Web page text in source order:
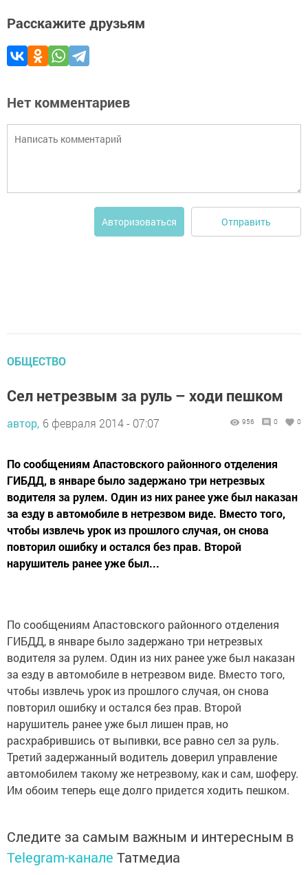
Расскажите друзьям
Нет комментариев
Авторизоваться Отправить
ОБЩЕСТВО
Сел нетрезвым за руль – ходи пешком
автор, 6 февраля 2014 - 07:07 956 0 0
По сообщениям Апастовского районного отделения
ГИБДД, в январе было задержано три нетрезвых
водителя за рулем. Один из них ранее уже был наказан
за езду в автомобиле в нетрезвом виде. Вместо того,
чтобы извлечь урок из прошлого случая, он снова
повторил ошибку и остался без прав. Второй
нарушитель ранее уже был...
По сообщениям Апастовского районного отделения
ГИБДД, в январе было задержано три нетрезвых
водителя за рулем. Один из них ранее уже был наказан
за езду в автомобиле в нетрезвом виде. Вместо того,
чтобы извлечь урок из прошлого случая, он снова
повторил ошибку и остался без прав. Второй
нарушитель ранее уже был лишен прав, но
расхрабрившись от выпивки, все равно сел за руль.
Третий задержанный водитель доверил управление
автомобилем такому же нетрезвому, как и сам, шоферу.
Им обоим теперь еще долго придется ходить пешком.
Следите за самым важным и интересным в
Telegram-канале Татмедиа